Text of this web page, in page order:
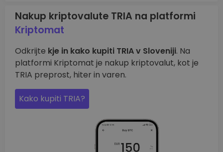
Nakup kriptovalute TRIA na platformi
Kriptomat
Odkrijte kje in kako kupiti TRIA v Sloveniji. Na
platformi Kriptomat je nakup kriptovalut, kot je
TRIA preprost, hiter in varen.
Kako kupiti TRIA?